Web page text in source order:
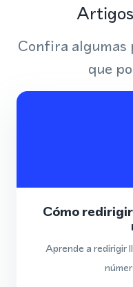
Confira algumas
que
Cómo
Aprende a redirigir